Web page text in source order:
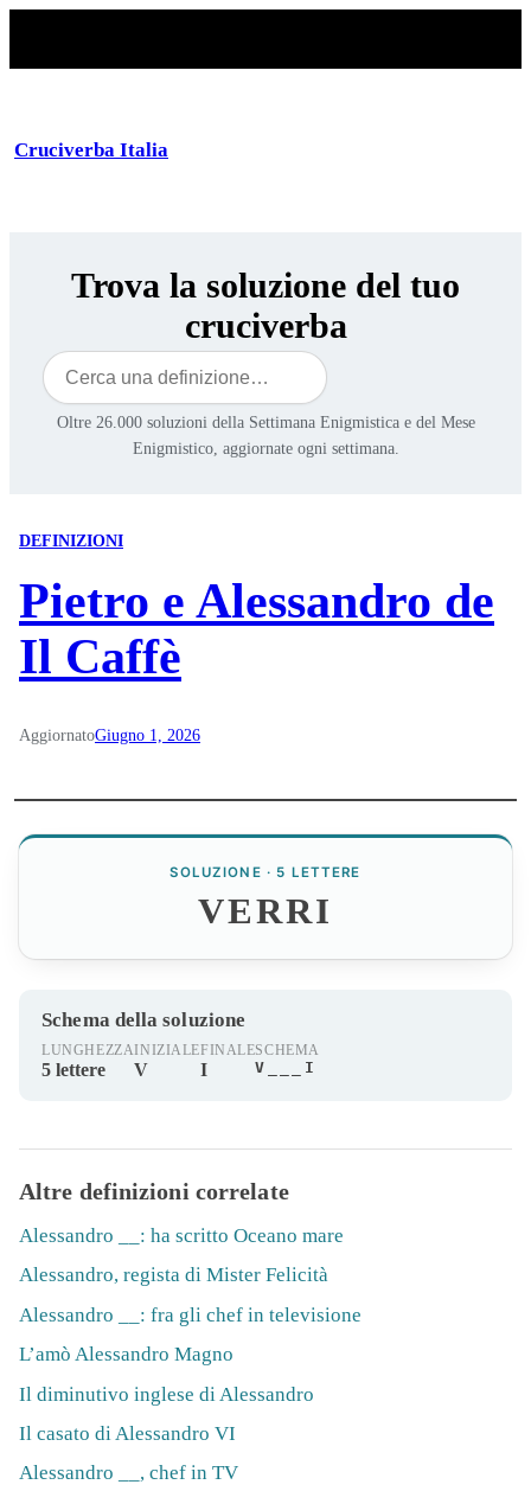
Cruciverba Italia
Trova la soluzione del tuo
cruciverba
Cerca
Oltre 26.000 soluzioni della Settimana Enigmistica e del Mese
Enigmistico, aggiornate ogni settimana.
DEFINIZIONI
Pietro e Alessandro de
Il Caffè
AggiornatoGiugno 1, 2026
SOLUZIONE · 5 LETTERE
VERRI
Schema della soluzione
LUNGHEZZA
5 lettere
INIZIALE
V
FINALE
I
SCHEMA
V___I
Altre definizioni correlate
Alessandro __: ha scritto Oceano mare
Alessandro, regista di Mister Felicità
Alessandro __: fra gli chef in televisione
L’amò Alessandro Magno
Il diminutivo inglese di Alessandro
Il casato di Alessandro VI
Alessandro __, chef in TV